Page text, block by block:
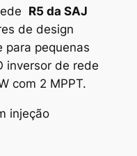
R5 da SAJ
de design
para pequenas
inversor de rede
com 2 MPPT.
injeção